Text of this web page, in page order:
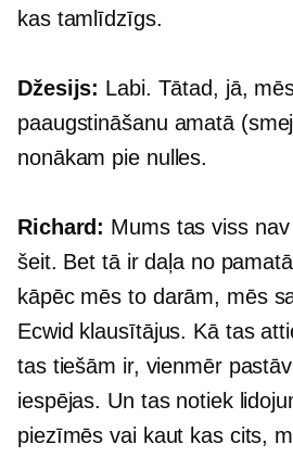
kas tamlīdzīgs.
Džesijs: Labi. Tātad, jā,
paaugstināšanu amatā
nonākam pie nulles.
Richard: Mums tas viss
šeit. Bet tā ir daļa no
kāpēc mēs to darām, mēs
Ecwid klausītājus. Kā tas
tas tiešām ir, vienmēr
iespējas. Un tas notiek
piezīmēs vai kaut kas cits,